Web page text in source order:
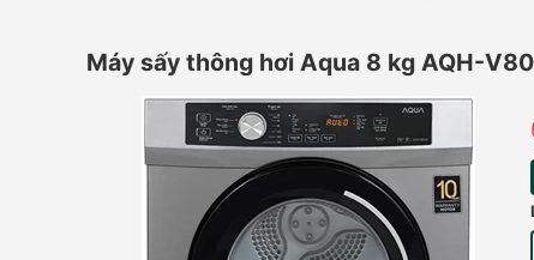
Máy sấy thông hơi Aqua 8 kg AQH-